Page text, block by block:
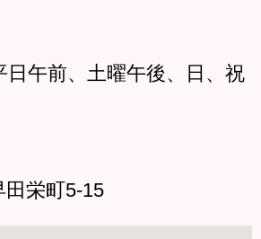
日午前、土曜午後、日、祝
栄町5-15